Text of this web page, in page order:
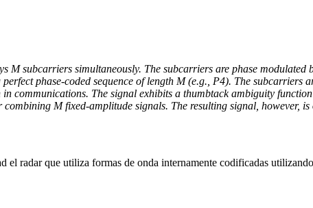
M subcarriers simultaneously. The subcarriers are phase modulated
phase-coded sequence of length M (e.g., P4). The
communications. The signal exhibits a thumbtack ambiguity
M fixed-amplitude signals. The resulting signal, however,
el radar que utiliza formas de onda internamente codificadas